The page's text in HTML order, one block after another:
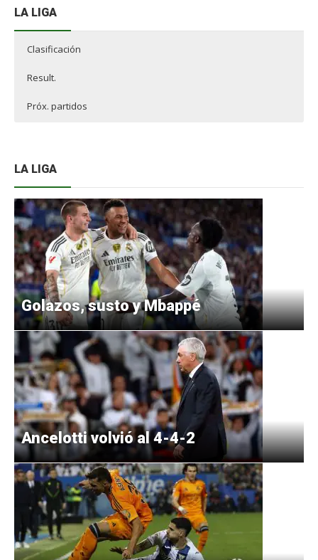
LA LIGA
Clasificación
Result.
Próx. partidos
LA LIGA
Golazos, susto y Mbappé
Ancelotti volvió al 4-4-2